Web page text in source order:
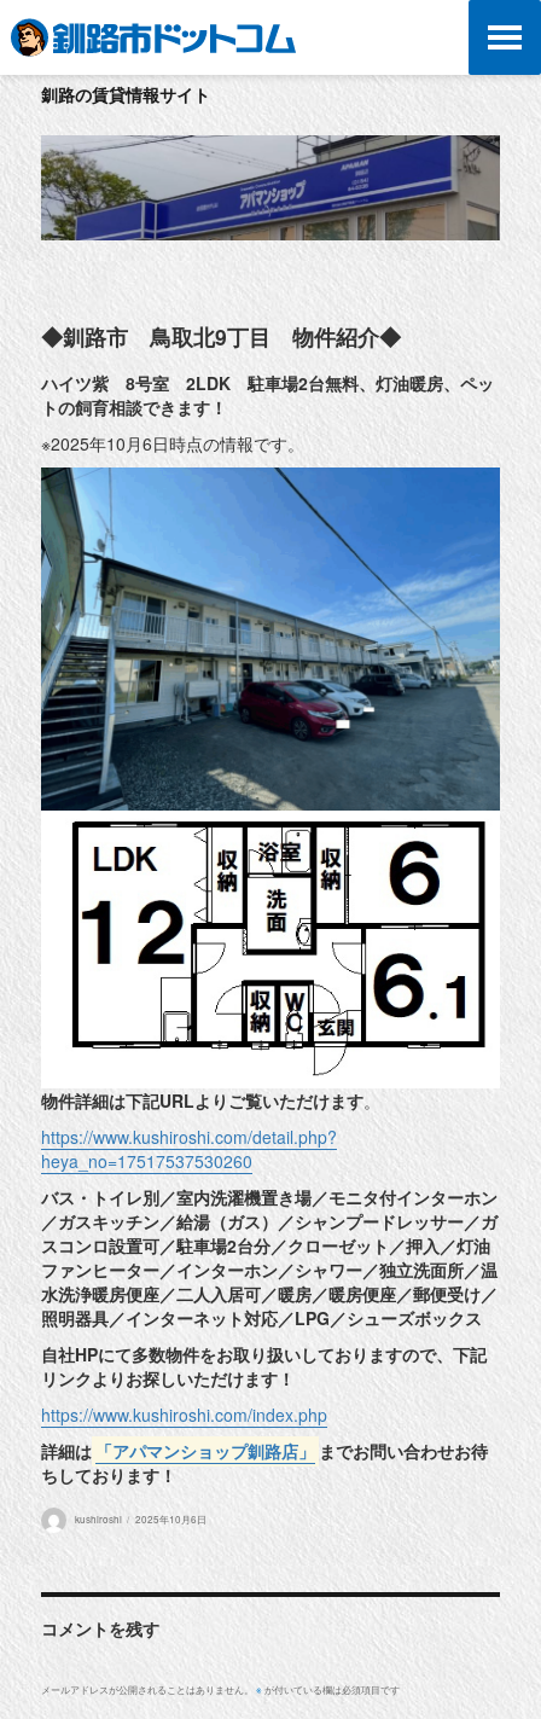
釧路の賃貸情報サイト
◆釧路市 鳥取北9丁目 物件紹介◆
ハイツ紫 8号室 2LDK 駐車場2台無料、灯油暖房、ペッ
トの飼育相談できます！
※2025年10月6日時点の情報です。
物件詳細は下記URLよりご覧いただけます。
https://www.kushiroshi.com/detail.php?
heya_no=17517537530260
バス・トイレ別／室内洗濯機置き場／モニタ付インターホン
／ガスキッチン／給湯（ガス）／シャンプードレッサー／ガ
スコンロ設置可／駐車場2台分／クローゼット／押入／灯油
ファンヒーター／インターホン／シャワー／独立洗面所／温
水洗浄暖房便座／二人入居可／暖房／暖房便座／郵便受け／
照明器具／インターネット対応／LPG／シューズボックス
自社HPにて多数物件をお取り扱いしておりますので、下記
リンクよりお探しいただけます！
https://www.kushiroshi.com/index.php
詳細は 「アパマンショップ釧路店」 までお問い合わせお待
ちしております！
投
kushiroshi
投
2025年10月6日
コメントを残す
メールアドレスが公開されることはありません。 ※ が付いている欄は必須項目です